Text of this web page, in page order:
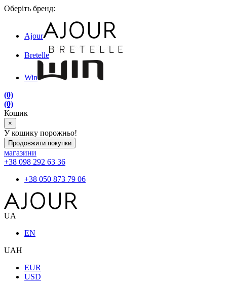
Оберіть бренд:
Ajour
Bretelle
Win
(0)
(0)
Кошик
×
У кошику порожньо!
Продовжити покупки
магазини
+38 098 292 63 36
+38 050 873 79 06
UA
EN
UAH
EUR
USD